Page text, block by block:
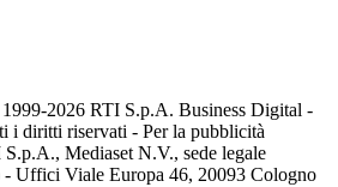
2026 RTI S.p.A. Business Digital -
i diritti riservati - Per la pubblicità
Mediaset N.V., sede legale
- Uffici Viale Europa 46, 20093 Cologno